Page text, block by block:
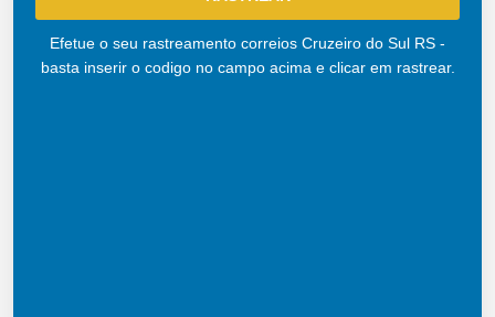
Efetue o seu rastreamento correios Cruzeiro do Sul RS -
basta inserir o codigo no campo acima e clicar em rastrear.